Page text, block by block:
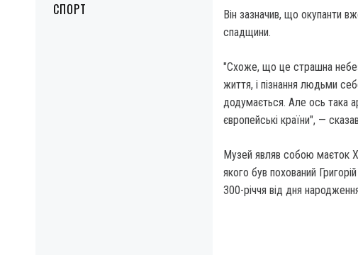
СПОРТ
Він зазначив, що окупанти
спадщини.
"Схоже, що це страшна
життя, і пізнання людьми
додумається. Але ось така
європейські країни", —
Музей являв собою маєток
якого був похований
300-річчя від дня